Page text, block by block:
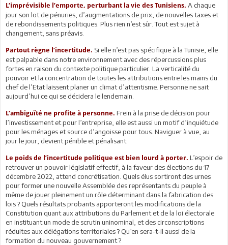
L’imprévisible l’emporte, perturbant la vie des Tunisiens. A chaque
jour son lot de pénuries, d’augmentations de prix, de nouvelles taxes et
de rebondissements politiques. Plus rien n’est sûr. Tout est sujet à
changement, sans préavis.
Partout règne l’incertitude. Si elle n’est pas spécifique à la Tunisie, elle
est palpable dans notre environnement avec des répercussions plus
fortes en raison du contexte politique particulier. La verticalité du
pouvoir et la concentration de toutes les attributions entre les mains du
chef de l’Etat laissent planer un climat d’attentisme. Personne ne sait
aujourd’hui ce qui se décidera le lendemain.
L’ambiguïté ne profite à personne. Frein à la prise de décision pour
l’investissement et pour l’entreprise, elle est aussi un motif d’inquiétude
pour les ménages et source d’angoisse pour tous. Naviguer à vue, au
jour le jour, devient pénible et pénalisant.
Le poids de l’incertitude politique est bien lourd à porter. L’espoir de
retrouver un pouvoir législatif effectif, à la faveur des élections du 17
décembre 2022, attend concrétisation. Quels élus sortiront des urnes
pour former une nouvelle Assemblée des représentants du peuple à
même de jouer pleinement un rôle déterminant dans la fabrication des
lois ? Quels résultats probants apporteront les modifications de la
Constitution quant aux attributions du Parlement et de la loi électorale
en instituant un mode de scrutin uninominal, et des circonscriptions
réduites aux délégations territoriales ? Qu’en sera-t-il aussi de la
formation du nouveau gouvernement ?